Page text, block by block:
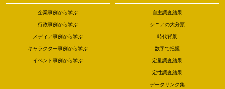
企業事例から学ぶ
行政事例から学ぶ
メディア事例から学ぶ
キャラクター事例から学ぶ
イベント事例から学ぶ
自主調査結果
シニアの大分類
時代背景
数字で把握
定量調査結果
定性調査結果
データリンク集